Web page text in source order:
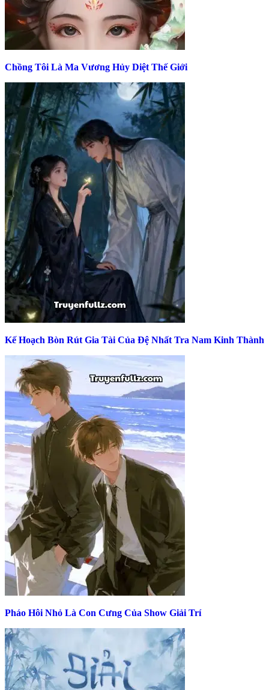
Chồng Tôi Là Ma Vương Hủy Diệt Thế Giới
Kế Hoạch Bòn Rút Gia Tài Của Đệ Nhất Tra Nam Kinh Thành
Pháo Hôi Nhỏ Là Con Cưng Của Show Giải Trí